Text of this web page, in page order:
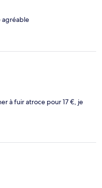
agréable
à fuir atroce pour 17 €, je